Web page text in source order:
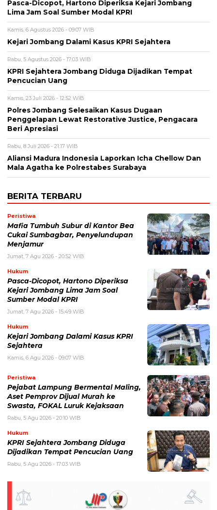
Pasca-Dicopot, Hartono Diperiksa Kejari Jombang
Lima Jam Soal Sumber Modal KPRI
Kamis, 6 Agustus 2026 - 09:07 WIB
Kejari Jombang Dalami Kasus KPRI Sejahtera
Rabu, 5 Agustus 2026 - 17:03 WIB
KPRI Sejahtera Jombang Diduga Dijadikan Tempat
Pencucian Uang
Kamis, 23 Juli 2026 - 12:52 WIB
Polres Jombang Selesaikan Kasus Dugaan
Penggelapan Lewat Restorative Justice, Pengacara
Beri Apresiasi
Rabu, 8 Juli 2026 - 21:17 WIB
Aliansi Madura Indonesia Laporkan Icha Chellow Dan
Mala Agatha ke Polrestabes Surabaya
BERITA TERBARU
Peristiwa
Mafia Tumbuh Subur di Kantor Bea
Cukai Sumbagbar, Penyelundupan
Menjamur
Jumat, 7 Agu 2026 - 20:52 WIB
Hukum
Pasca-Dicopot, Hartono Diperiksa
Kejari Jombang Lima Jam Soal
Sumber Modal KPRI
Jumat, 7 Agu 2026 - 15:49 WIB
Hukum
Kejari Jombang Dalami Kasus KPRI
Sejahtera
Kamis, 6 Agu 2026 - 09:07 WIB
Peristiwa
Pejabat Lampung Bermental Maling,
Aset Pemprov Dijual Murah ke
Swasta, FOKAL Luruk Kejaksaan
Rabu, 5 Agu 2026 - 20:10 WIB
Hukum
KPRI Sejahtera Jombang Diduga
Dijadikan Tempat Pencucian Uang
Rabu, 5 Agu 2026 - 17:03 WIB